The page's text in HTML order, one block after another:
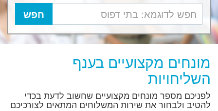
מונחים מקצועיים בענף
השליחויות
לפניכם מספר מונחים מקצועיים שחשוב לדעת בכדי
להטיב ולבחור את שירות המשלוחים המתאים לצורכיכם